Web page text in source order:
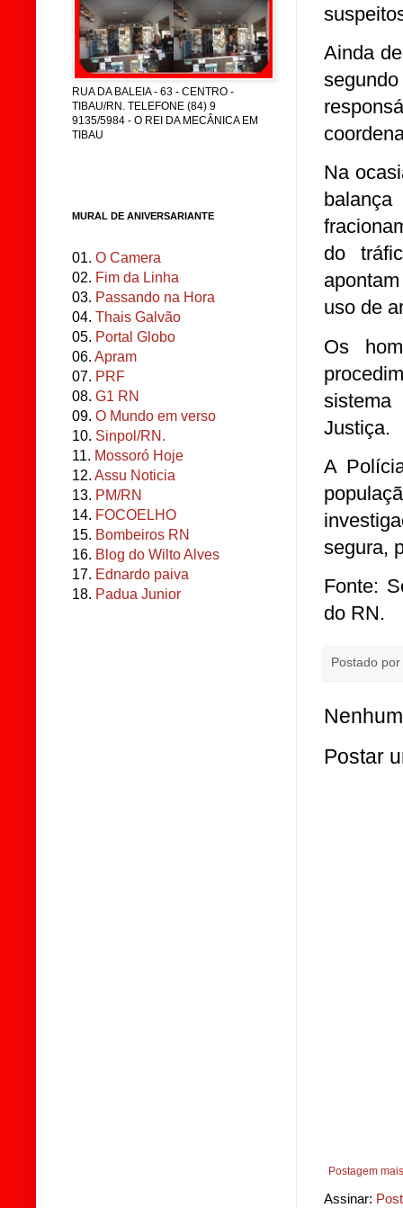
Ainda
Na
do
uso de
Os
Justiça.
A
segura,
Fonte:
do RN.
Postado por
Postar
Postagem
Assinar:
RUA DA BALEIA - 63 - CENTRO -
TIBAU/RN. TELEFONE (84) 9
9135/5984 - O REI DA MECÂNICA EM
TIBAU
MURAL DE ANIVERSARIANTE
01. O Camera
02. Fim da Linha
03. Passando na Hora
04. Thais Galvão
05. Portal Globo
06. Apram
07. PRF
08. G1 RN
09. O Mundo em verso
10. Sinpol/RN.
11. Mossoró Hoje
12. Assu Noticia
13. PM/RN
14. FOCOELHO
15. Bombeiros RN
16. Blog do Wilto Alves
17. Ednardo paiva
18. Padua Junior